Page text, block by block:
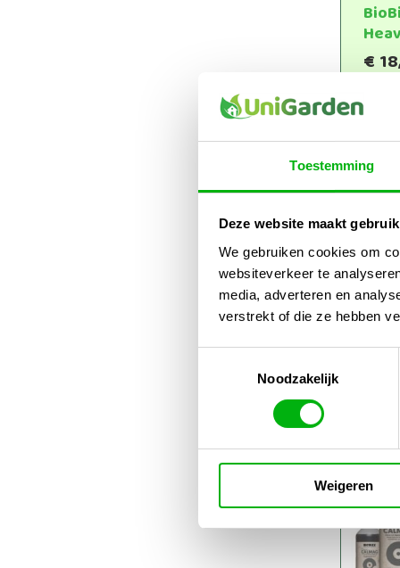
Toestemming
Deze website maakt
We gebruiken cookies om
websiteverkeer te
media, adverteren en
verstrekt of die ze hebben
Noodzakelijk
Weigeren
€
€